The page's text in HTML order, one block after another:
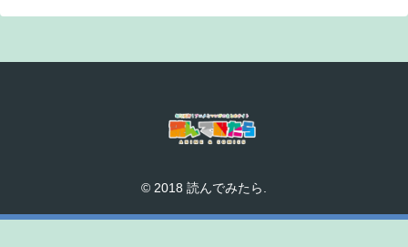
© 2018 読んでみたら.